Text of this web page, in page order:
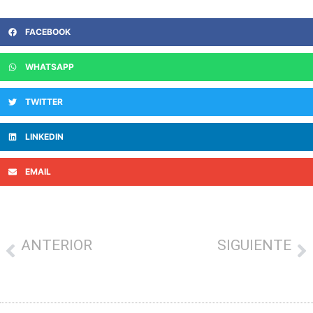
FACEBOOK
WHATSAPP
TWITTER
LINKEDIN
EMAIL
ANTERIOR SIGUIENTE